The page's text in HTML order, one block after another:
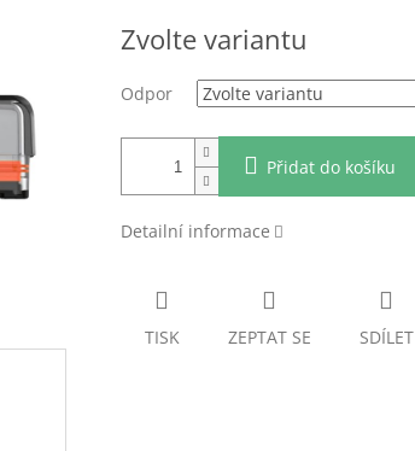
cena:
Zvolte variantu
Odpor
Přidat do košíku
Detailní informace
TISK ZEPTAT SE SDÍLET